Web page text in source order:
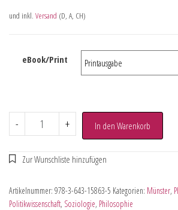
und inkl. Versand (D, A, CH)
eBook/Print
- + In den Warenkorb
Artikelnummer: 978-3-643-15863-5 Kategorien: Münster,
Politikwissenschaft, Soziologie, Philosophie